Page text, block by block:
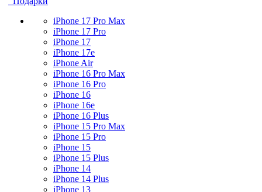
iPhone 17 Pro Max
iPhone 17 Pro
iPhone 17
iPhone 17e
iPhone Air
iPhone 16 Pro Max
iPhone 16 Pro
iPhone 16
iPhone 16e
iPhone 16 Plus
iPhone 15 Pro Max
iPhone 15 Pro
iPhone 15
iPhone 15 Plus
iPhone 14
iPhone 14 Plus
iPhone 13